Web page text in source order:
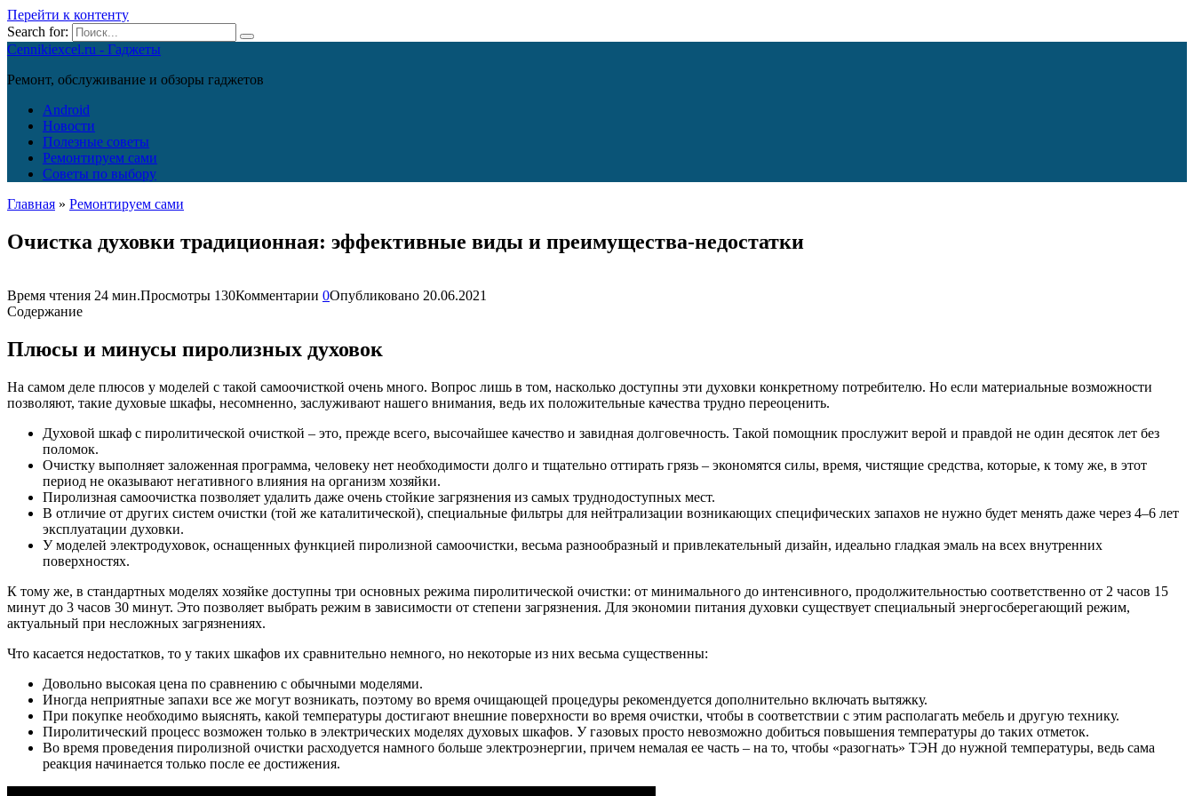
Перейти к контенту
Search for:
Cennikiexcel.ru - Гаджеты
Ремонт, обслуживание и обзоры гаджетов
Android
Новости
Полезные советы
Ремонтируем сами
Советы по выбору
Главная » Ремонтируем сами
Очистка духовки традиционная: эффективные виды и преимущества-недостатки
Время чтения 24 мин.Просмотры 130Комментарии 0Опубликовано 20.06.2021
Содержание
Плюсы и минусы пиролизных духовок
На самом деле плюсов у моделей с такой самоочисткой очень много. Вопрос лишь в том, насколько доступны эти духовки конкретному потребителю. Но если материальные возможности
позволяют, такие духовые шкафы, несомненно, заслуживают нашего внимания, ведь их положительные качества трудно переоценить.
Духовой шкаф с пиролитической очисткой – это, прежде всего, высочайшее качество и завидная долговечность. Такой помощник прослужит верой и правдой не один десяток лет без
поломок.
Очистку выполняет заложенная программа, человеку нет необходимости долго и тщательно оттирать грязь – экономятся силы, время, чистящие средства, которые, к тому же, в этот
период не оказывают негативного влияния на организм хозяйки.
Пиролизная самоочистка позволяет удалить даже очень стойкие загрязнения из самых труднодоступных мест.
В отличие от других систем очистки (той же каталитической), специальные фильтры для нейтрализации возникающих специфических запахов не нужно будет менять даже через 4–6 лет
эксплуатации духовки.
У моделей электродуховок, оснащенных функцией пиролизной самоочистки, весьма разнообразный и привлекательный дизайн, идеально гладкая эмаль на всех внутренних
поверхностях.
К тому же, в стандартных моделях хозяйке доступны три основных режима пиролитической очистки: от минимального до интенсивного, продолжительностью соответственно от 2 часов 15
минут до 3 часов 30 минут. Это позволяет выбрать режим в зависимости от степени загрязнения. Для экономии питания духовки существует специальный энергосберегающий режим,
актуальный при несложных загрязнениях.
Что касается недостатков, то у таких шкафов их сравнительно немного, но некоторые из них весьма существенны:
Довольно высокая цена по сравнению с обычными моделями.
Иногда неприятные запахи все же могут возникать, поэтому во время очищающей процедуры рекомендуется дополнительно включать вытяжку.
При покупке необходимо выяснять, какой температуры достигают внешние поверхности во время очистки, чтобы в соответствии с этим располагать мебель и другую технику.
Пиролитический процесс возможен только в электрических моделях духовых шкафов. У газовых просто невозможно добиться повышения температуры до таких отметок.
Во время проведения пиролизной очистки расходуется намного больше электроэнергии, причем немалая ее часть – на то, чтобы «разогнать» ТЭН до нужной температуры, ведь сама
реакция начинается только после ее достижения.